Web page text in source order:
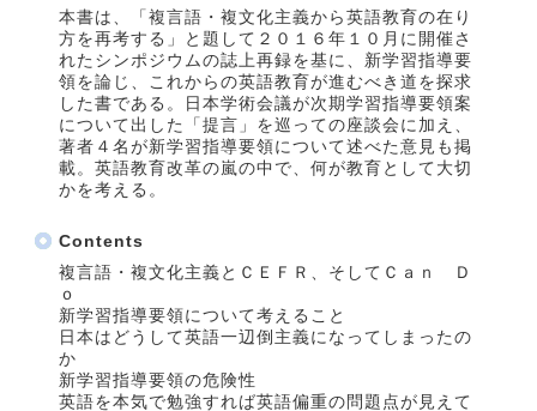
本書は、「複言語・複文化主義から英語教育の在り
方を再考する」と題して２０１６年１０月に開催さ
れたシンポジウムの誌上再録を基に、新学習指導要
領を論じ、これからの英語教育が進むべき道を探求
した書である。日本学術会議が次期学習指導要領案
について出した「提言」を巡っての座談会に加え、
著者４名が新学習指導要領について述べた意見も掲
載。英語教育改革の嵐の中で、何が教育として大切
かを考える。
Contents
複言語・複文化主義とＣＥＦＲ、そしてＣａｎ Ｄ
ｏ
新学習指導要領について考えること
日本はどうして英語一辺倒主義になってしまったの
か
新学習指導要領の危険性
英語を本気で勉強すれば英語偏重の問題点が見えて